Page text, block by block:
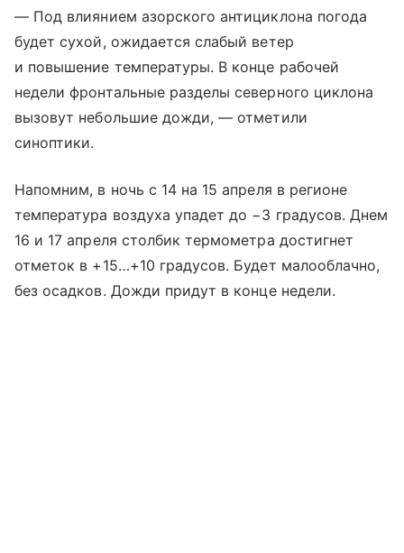
— Под влиянием азорского антициклона погода
будет сухой, ожидается слабый ветер
и повышение температуры. В конце рабочей
недели фронтальные разделы северного циклона
вызовут небольшие дожди, — отметили
синоптики.
Напомним, в ночь с 14 на 15 апреля в регионе
температура воздуха упадет до −3 градусов. Днем
16 и 17 апреля столбик термометра достигнет
отметок в +15…+10 градусов. Будет малооблачно,
без осадков. Дожди придут в конце недели.